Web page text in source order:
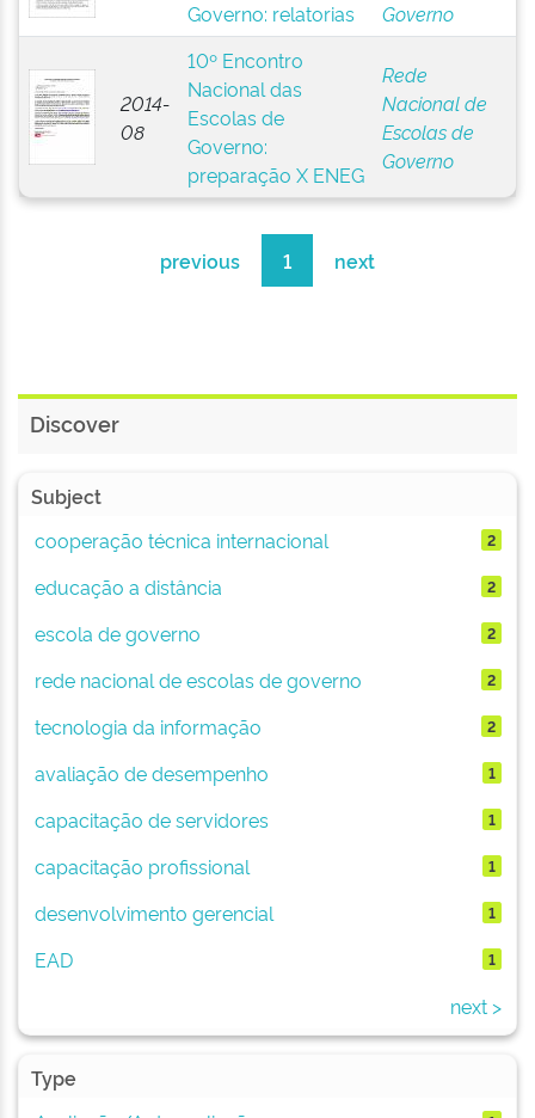
Governo: relatorias
Governo
2014-
08
10º Encontro
Nacional das
Escolas de
Governo:
preparação X ENEG
Rede
Nacional de
Escolas de
Governo
previous 1 next
Discover
Subject
cooperação técnica internacional
2
educação a distância 2
escola de governo 2
rede nacional de escolas de governo 2
tecnologia da informação 2
avaliação de desempenho 1
capacitação de servidores 1
capacitação profissional 1
desenvolvimento gerencial 1
EAD 1
next >
Type